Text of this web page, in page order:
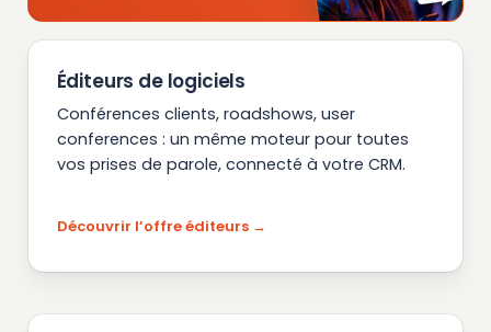
Éditeurs de logiciels
Conférences clients, roadshows, user
conferences : un même moteur pour toutes
vos prises de parole, connecté à votre CRM.
Découvrir l’offre éditeurs